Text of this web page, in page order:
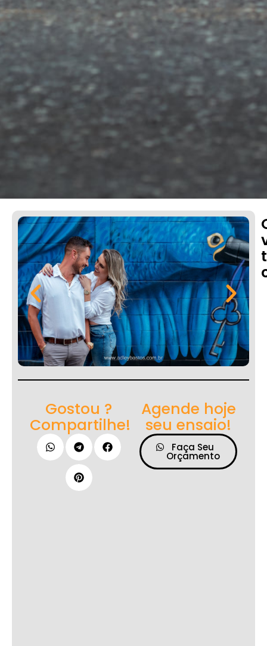
Gostou ?
Compartilhe!
Agende hoje
seu ensaio!
Faça Seu
Orçamento